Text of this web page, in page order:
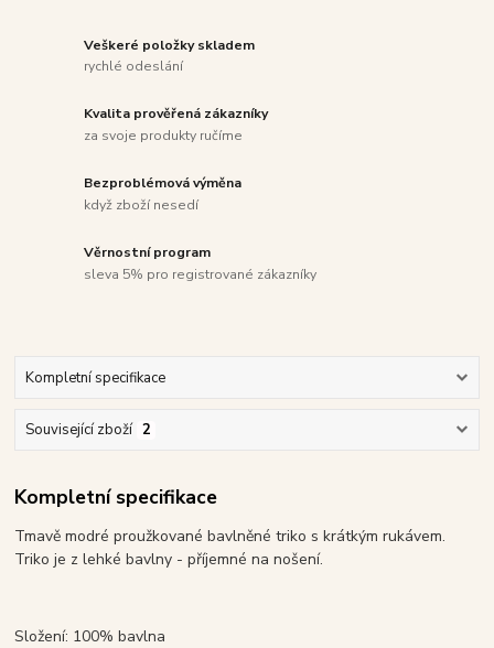
Veškeré položky skladem
rychlé odeslání
Kvalita prověřená zákazníky
za svoje produkty ručíme
Bezproblémová výměna
když zboží nesedí
Věrnostní program
sleva 5% pro registrované zákazníky
Kompletní specifikace
Související zboží 2
Kompletní specifikace
Tmavě modré proužkované bavlněné triko s krátkým rukávem.
Triko je z lehké bavlny - příjemné na nošení.
Složení: 100% bavlna